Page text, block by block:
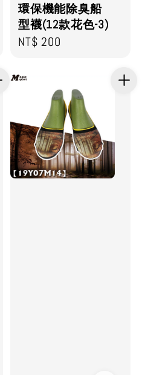
環保機能除臭船
型襪(12款花色-3)
Regular
NT$ 200